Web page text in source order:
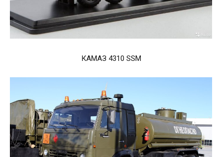
КАМАЗ 4310 SSM